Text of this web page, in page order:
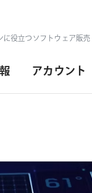
に役立つソフトウェア販売
アカウント